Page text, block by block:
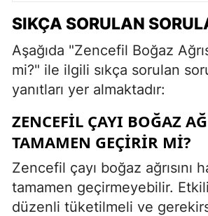
SIKÇA SORULAN
Aşağıda "Zencefil Boğaz
mi?" ile ilgili sıkça sorulan
yanıtları yer almaktadır:
ZENCEFIL ÇAYI BOĞAZ
TAMAMEN GEÇIRIR MI?
Zencefil çayı boğaz ağrısını
tamamen geçirmeyebilir.
düzenli tüketilmeli ve